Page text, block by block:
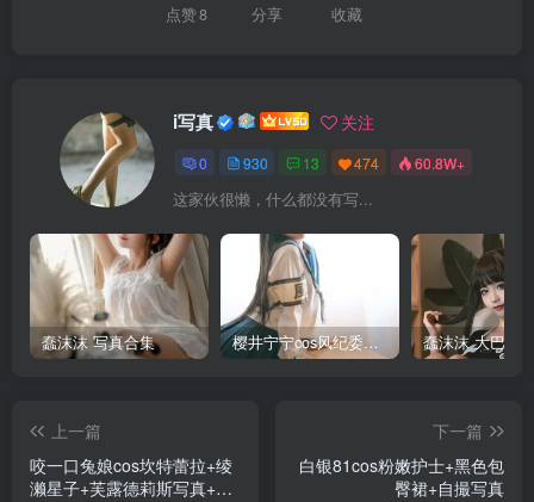
点赞8 分享 收藏
i写真 关注
0 930 13 474 60.8W+
这家伙很懒，什么都没有写...
蠢沫沫 写真合集 樱井宁宁cos风纪委员写真套图
上一篇
咬一口兔娘cos坎特蕾拉+绫
濑星子+芙露德莉斯写真+视
下一篇
白银81cos粉嫩护士+黑色包
臀裙+自撮写真